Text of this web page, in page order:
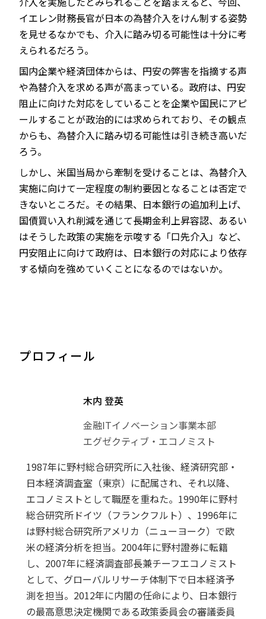
イエレン財務長官が日本の為替介入をけん制する姿勢
を見せるなかでも、介入に踏み切る可能性は十分に考
えられるだろう。
国内企業や経済団体からは、円安の弊害を指摘する声
や為替介入を求める声が高まっている。政府は、円安
阻止に向けた対応をしていることを企業や国民にアピ
ールすることが政治的には求められており、その観点
からも、為替介入に踏み切る可能性は引き続き高いだ
ろう。
しかし、米国当局から牽制を受けることは、為替介入
実施に向けて一定程度の制約要因となることは否定で
きないところだ。その結果、日本銀行の追加利上げ、
国債買い入れ削減を通じて長期金利上昇容認、あるい
はそうした政策の実施を示唆する「口先介入」など、
円安阻止に向けて政府は、日本銀行の対応により依存
する傾向を強めていくことになるのではないか。
プロフィール
木内 登英
金融ITイノベーション事業本部
エグゼクティブ・エコノミスト
1987年に野村総合研究所に入社後、経済研究部・
日本経済調査室（東京）に配属され、それ以降、
エコノミストとして職歴を重ねた。1990年に野村
総合研究所ドイツ（フランクフルト）、1996年に
は野村総合研究所アメリカ（ニューヨーク）で欧
米の経済分析を担当。2004年に野村證券に転籍
し、2007年に経済調査部長兼チーフエコノミスト
として、グローバルリサーチ体制下で日本経済予
測を担当。2012年に内閣の任命により、日本銀行
の最高意思決定機関である政策委員会の審議委員